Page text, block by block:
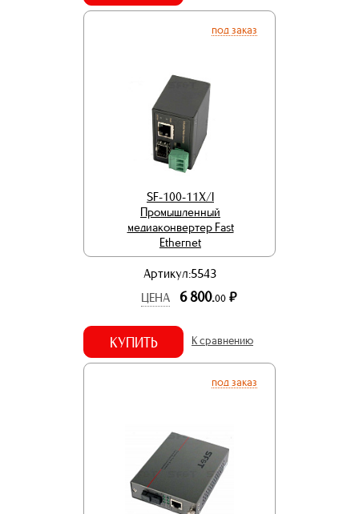
под заказ
SF-100-11X/I
Промышленный
медиаконвертер Fast
Ethernet
Артикул:5543
ЦЕНА
6 800.00 р.
КУПИТЬ К сравнению
под заказ